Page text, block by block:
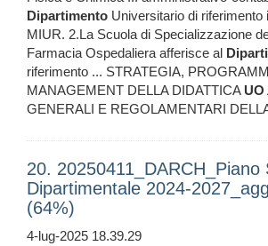
Dipartimento Universitario di riferimento
MIUR. 2.La Scuola di Specializzazione
Farmacia Ospedaliera afferisce al
riferimento ... STRATEGIA,
MANAGEMENT DELLA DIDATTICA UO
GENERALI E REGOLAMENTARI
20. 20250411_DARCH_Piano
Dipartimentale 2024-
(64%)
4-lug-2025 18.39.29